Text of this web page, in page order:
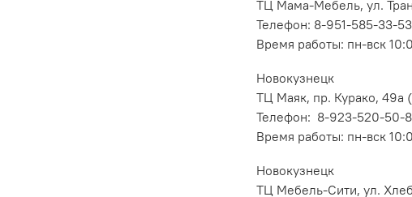
ТЦ Мама-Мебель, ул.
Телефон: 8-951-585-33-53
Время работы: пн-вск
Новокузнецк
ТЦ Маяк, пр. Курако, 49а
Телефон: 8-923-520-50-
Время работы: пн-вск
Новокузнецк
ТЦ Мебель-Сити, ул.